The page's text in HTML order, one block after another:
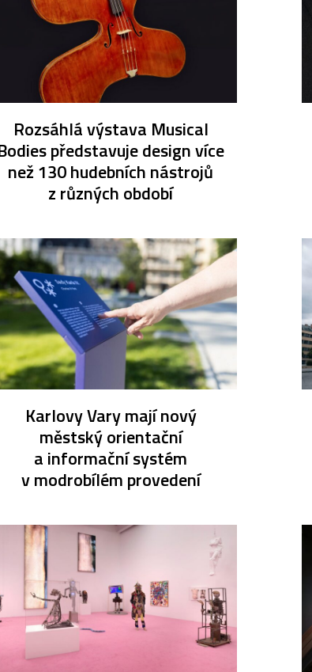
Rozsáhlá výstava Musical
představuje design více
než 130 hudebních nástrojů
z různých období
Karlovy Vary mají nový
městský orientační
a informační systém
v modrobílém provedení